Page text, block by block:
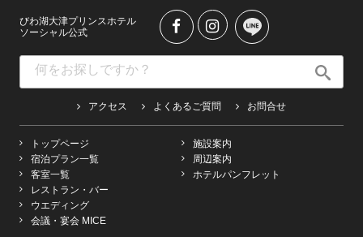
びわ湖大津プリンスホテル
ソーシャル公式
アクセス よくあるご質問 お問合せ
トップページ
宿泊プラン一覧
客室一覧
レストラン・バー
ウエディング
会議・宴会 MICE
施設案内
周辺案内
ホテルパンフレット